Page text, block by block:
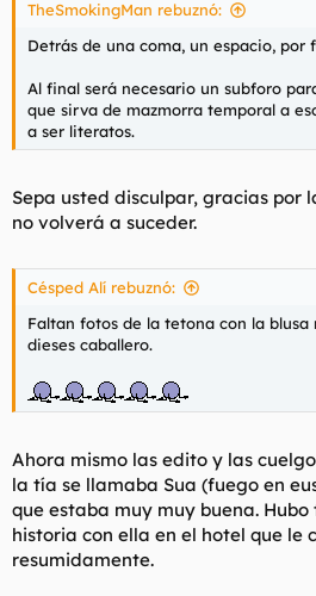
TheSmokingMan rebuznó:
Detrás de una coma, un espacio, por
Al final será necesario un subforo
que sirva de mazmorra temporal a
a ser literatos.
Sepa usted disculpar, gracias por
no volverá a suceder.
Césped Alí rebuznó:
Faltan fotos de la tetona con la blusa
dieses caballero.
Ahora mismo las edito y las
la tía se llamaba Sua (fuego en
que estaba muy muy buena.
historia con ella en el hotel que le
resumidamente.